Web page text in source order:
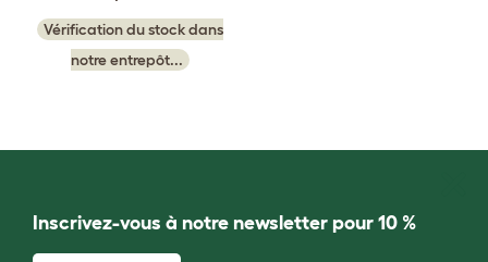
Vérification du stock dans
notre entrepôt...
Inscrivez-vous à notre newsletter pour 10 %